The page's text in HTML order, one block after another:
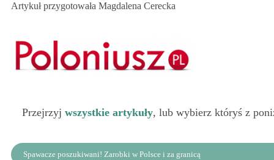
Artykuł przygotowała Magdalena Cerecka
Przejrzyj wszystkie artykuły, lub wybierz któryś z
Spawacze poszukiwani! Zarobki w Polsce i za granicą